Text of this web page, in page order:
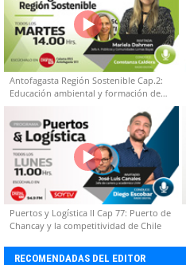
Antofagasta Región Sostenible Cap.2:
Educación ambiental y formación de
capacidades técnicas
Puertos y Logística II Cap 77: Puerto de
Chancay y la competitividad de Chile
RECOMENDADAS DEL EDITOR